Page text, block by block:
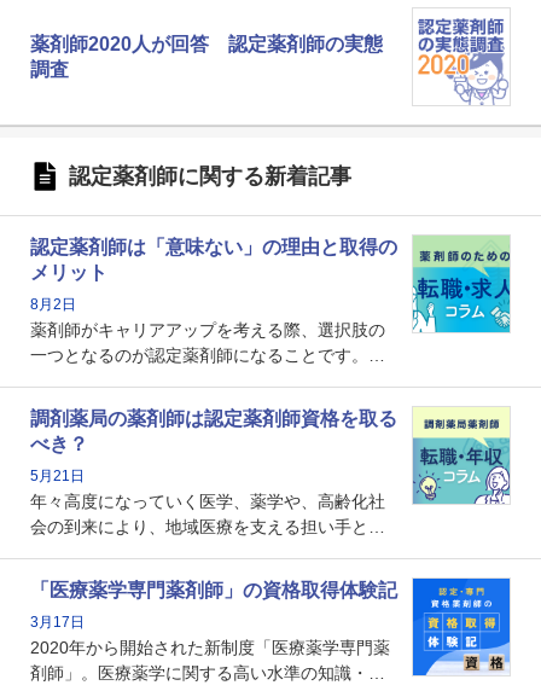
薬剤師2020人が回答 認定薬剤師の実態
調査
認定薬剤師に関する新着記事
認定薬剤師は「意味ない」の理由と取得の
メリット
8月2日
薬剤師がキャリアアップを考える際、選択肢の
一つとなるのが認定薬剤師になることです。し
という声を聞いたことがあるかもしれません。
本記事では、認定薬剤師が「意味ない」といわ
れる理由や、取得するメリット、年収・キャリ
アへの影響を解説します。
調剤薬局の薬剤師は認定薬剤師資格を取る
べき？
5月21日
年々高度になっていく医学、薬学や、高齢化社
会の到来により、地域医療を支える担い手とし
で、重要度が増しているのが認定薬剤師という
資格です。認定薬剤師とはいったいどんな資格
なのでしょうか。それを取得するとどのような
メリットがあるのでしょうか。
「医療薬学専門薬剤師」の資格取得体験記
3月17日
2020年から開始された新制度「医療薬学専門薬
剤師」。医療薬学に関する高い水準の知識・技